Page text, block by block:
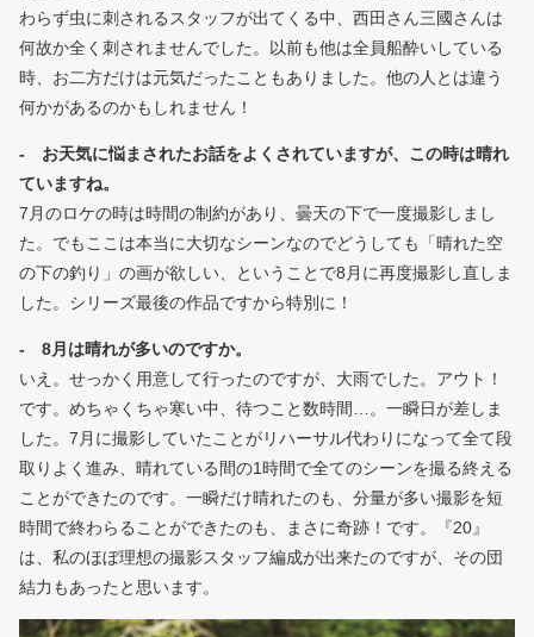
わらず虫に刺されるスタッフが出てくる中、西田さん三國さんは
何故か全く刺されませんでした。以前も他は全員船酔いしている
時、お二方だけは元気だったこともありました。他の人とは違う
何かがあるのかもしれません！
- お天気に悩まされたお話をよくされていますが、この時は晴れ
ていますね。
7月のロケの時は時間の制約があり、曇天の下で一度撮影しまし
た。でもここは本当に大切なシーンなのでどうしても「晴れた空
の下の釣り」の画が欲しい、ということで8月に再度撮影し直しま
した。シリーズ最後の作品ですから特別に！
- 8月は晴れが多いのですか。
いえ。せっかく用意して行ったのですが、大雨でした。アウト！
です。めちゃくちゃ寒い中、待つこと数時間…。一瞬日が差しま
した。7月に撮影していたことがリハーサル代わりになって全て段
取りよく進み、晴れている間の1時間で全てのシーンを撮る終える
ことができたのです。一瞬だけ晴れたのも、分量が多い撮影を短
時間で終わらることができたのも、まさに奇跡！です。『20』
は、私のほぼ理想の撮影スタッフ編成が出来たのですが、その団
結力もあったと思います。